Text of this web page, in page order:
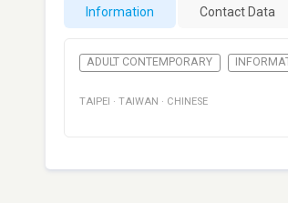
Information Contact Data
ADULT CONTEMPORARY
TAIPEI · TAIWAN · CHINESE